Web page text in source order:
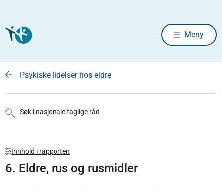
Meny
Psykiske lidelser hos eldre
Søk i nasjonale faglige råd
Innhold i rapporten
6. Eldre, rus og rusmidler